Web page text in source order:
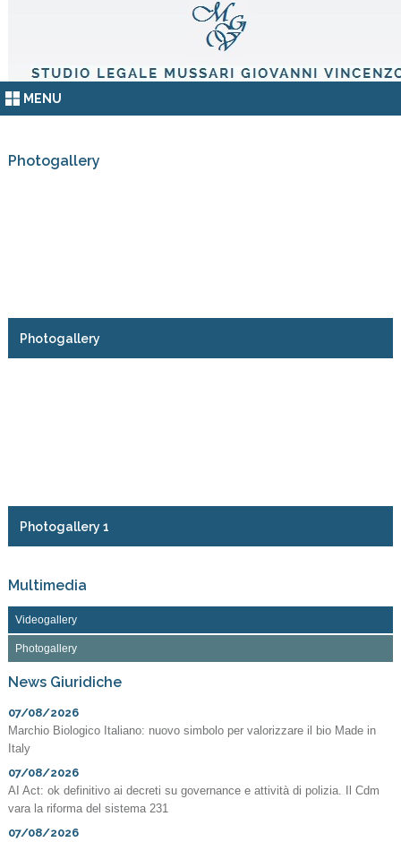
MENU
Photogallery
Photogallery
Photogallery 1
Multimedia
Videogallery
Photogallery
News Giuridiche
07/08/2026
Marchio Biologico Italiano: nuovo simbolo per valorizzare il bio Made in
Italy
07/08/2026
AI Act: ok definitivo ai decreti su governance e attività di polizia. Il Cdm
vara la riforma del sistema 231
07/08/2026